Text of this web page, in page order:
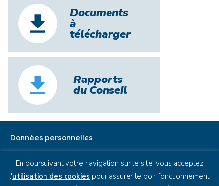
Documents
à
télécharger
Rapports
du Conseil
Données personnelles
Cookies
Mentions légales
En poursuivant votre navigation sur le site, vous acceptez
l'utilisation des cookies pour assurer le bon fonctionnement